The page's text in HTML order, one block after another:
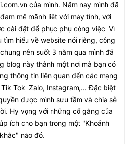
của mình. Năm nay mình đã
mê mãnh liệt với máy tính, với
cài đặt để phục phụ công việc. Vì
tìm hiểu về website nói riêng, công
nên suốt 3 năm qua mình đã
blog này thành một nơi mà bạn có
thông tin liên quan đến các mạng
Tok, Zalo, Instagram,... Đặc biệt
được mình sưu tầm và chia sẻ
Hy vọng với những cố gắng của
ích cho bạn trong một "Khoảnh
khắc" nào đó.